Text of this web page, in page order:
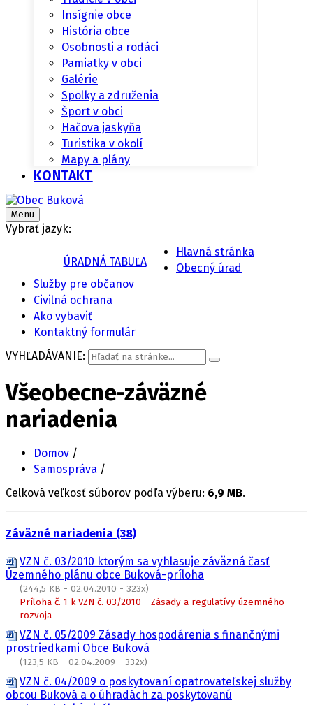
Insígnie obce
História obce
Osobnosti a rodáci
Pamiatky v obci
Galérie
Spolky a združenia
Šport v obci
Hačova jaskyňa
Turistika v okolí
Mapy a plány
KONTAKT
Menu
Vybrať jazyk:
ÚRADNÁ TABUĽA
Hlavná stránka
Obecný úrad
Služby pre občanov
Civilná ochrana
Ako vybaviť
Kontaktný formulár
VYHĽADÁVANIE:
Všeobecne-záväzné
nariadenia
Domov /
Samospráva /
Celková veľkosť súborov podľa výberu: 6,9 MB.
Záväzné nariadenia (38)
VZN č. 03/2010 ktorým sa vyhlasuje záväzná časť
Územného plánu obce Buková-príloha
(244,5 KB - 02.04.2010 - 323x)
Príloha č. 1 k VZN č. 03/2010 - Zásady a regulatívy územného
rozvoja
VZN č. 05/2009 Zásady hospodárenia s finančnými
prostriedkami Obce Buková
(123,5 KB - 02.04.2009 - 332x)
VZN č. 04/2009 o poskytovaní opatrovateľskej služby
obcou Buková a o úhradách za poskytovanú